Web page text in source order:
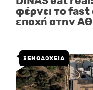
φέρνει το
εποχή στην
ΞΕΝΟΔΟΧΕΙΑ